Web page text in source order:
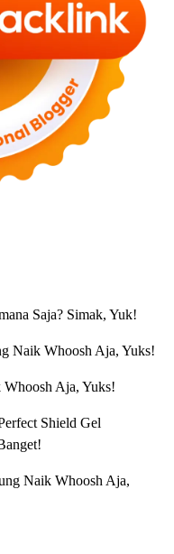
Saja? Simak, Yuk!
Naik Whoosh Aja, Yuks!
Aja, Yuks!
Shield Gel
Naik Whoosh Aja,